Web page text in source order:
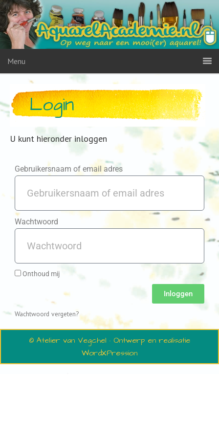
Menu
Login
U kunt hieronder inloggen
Gebruikersnaam of email adres
Wachtwoord
Onthoud mij
Inloggen
Wachtwoord vergeten?
© Atelier van Vegchel · Ontwerp en realisatie
WordXPression